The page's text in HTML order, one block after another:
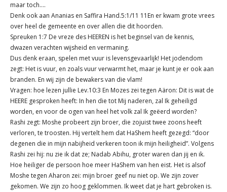
maar toch….
Denk ook aan Ananias en Saffira Hand.5:1/11 11En er kwam grote vrees
over heel de gemeente en over allen die dit hoorden.
Spreuken 1:7 De vreze des HEEREN is het beginsel van de kennis,
dwazen verachten wijsheid en vermaning.
Dus denk eraan, spelen met vuur is levensgevaarlijk! Het jodendom
zegt: Het is vuur, en zoals vuur verwarmt het, maar je kunt je er ook aan
branden. En wij zijn de bewakers van die vlam!
Vragen: hoe lezen jullie Lev.10:3 En Mozes zei tegen Aäron: Dit is wat de
HEERE gesproken heeft: In hen die tot Mij naderen, zal Ik geheiligd
worden, en voor de ogen van heel het volk zal Ik geëerd worden?
Rashi zegt: Moshe probeert zijn broer, die zojuist twee zoons heeft
verloren, te troosten. Hij vertelt hem dat HaShem heeft gezegd: “door
degenen die in mijn nabijheid verkeren toon ik mijn heiligheid”. Volgens
Rashi zei hij: nu zie ik dat ze; Nadab Abihu, groter waren dan jij en ik.
Hoe heiliger de persoon hoe meer HaShem van hen eist. Het is alsof
Moshe tegen Aharon zei: mijn broer geef nu niet op. We zijn zover
gekomen. We zijn zo hoog geklommen. Ik weet dat je hart gebroken is.